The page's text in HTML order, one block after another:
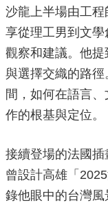
長
箱
語
詞
彙
Instagram
Line
沙龍上半場由工
享從理工男到文
觀察和建議。他
與選擇交織的路
間，如何在語言
作的根基與定位。
接續登場的法國插
曾設計高雄「
錄他眼中的台灣